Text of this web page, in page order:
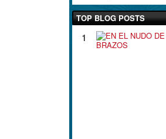
TOP BLOG POSTS
1